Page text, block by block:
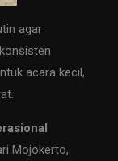
agar
acara kecil,
Mojokerto,